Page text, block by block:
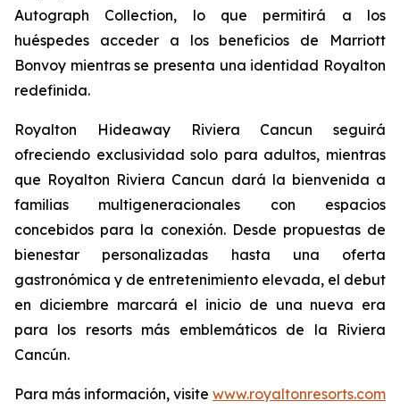
Autograph Collection, lo que permitirá a los
huéspedes acceder a los beneficios de Marriott
Bonvoy mientras se presenta una identidad Royalton
redefinida.
Royalton Hideaway Riviera Cancun seguirá
ofreciendo exclusividad solo para adultos, mientras
que Royalton Riviera Cancun dará la bienvenida a
familias multigeneracionales con espacios
concebidos para la conexión. Desde propuestas de
bienestar personalizadas hasta una oferta
gastronómica y de entretenimiento elevada, el debut
en diciembre marcará el inicio de una nueva era
para los resorts más emblemáticos de la Riviera
Cancún.
Para más información, visite www.royaltonresorts.com